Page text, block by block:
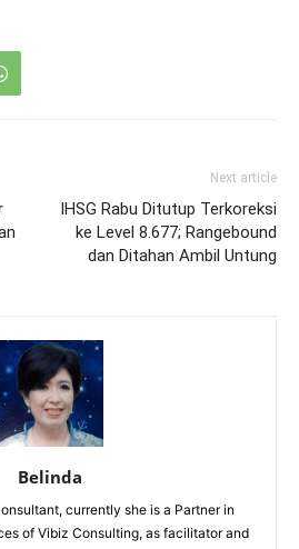
Next article
IHSG Rabu Ditutup Terkoreksi
ke Level 8.677; Rangebound
dan Ditahan Ambil Untung
Belinda
currently she is a Partner in
of Vibiz Consulting, as facilitator and